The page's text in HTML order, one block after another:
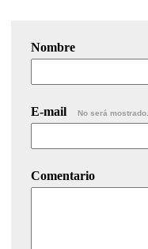
Nombre
E-mail No será mostrado.
Comentario